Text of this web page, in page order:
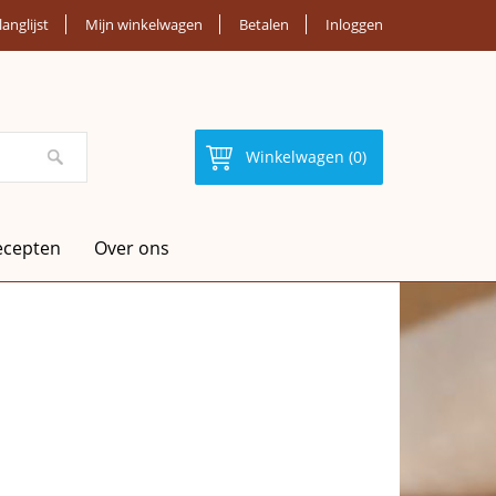
Mijn winkelwagen Betalen Inloggen
Winkelwagen (0)
Over ons